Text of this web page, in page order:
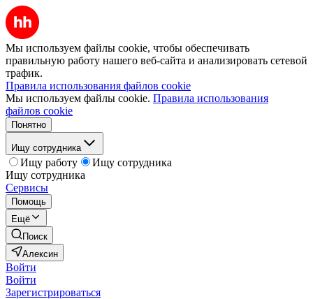
Мы используем файлы cookie, чтобы обеспечивать
правильную работу нашего веб-сайта и анализировать сетевой
трафик.
Правила использования файлов cookie
Мы используем файлы cookie. Правила использования
файлов cookie
Понятно
Ищу сотрудника
Ищу работу
Ищу сотрудника
Ищу сотрудника
Сервисы
Помощь
Ещё
Поиск
Алексин
Войти
Войти
Зарегистрироваться